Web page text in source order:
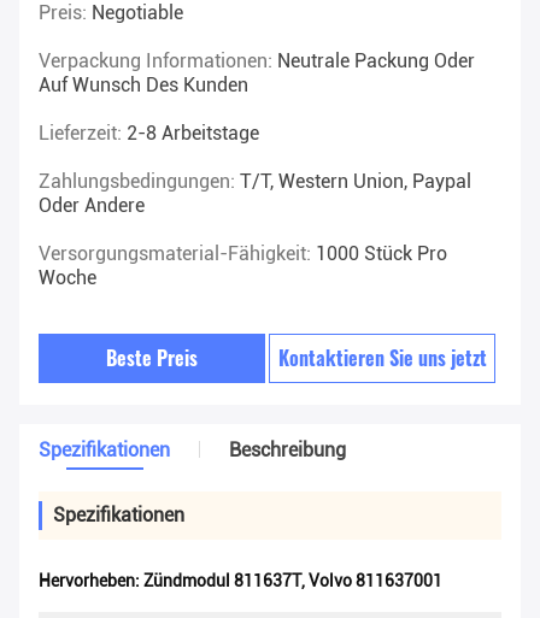
Preis: Negotiable
Verpackung Informationen: Neutrale Packung Oder
Auf Wunsch Des Kunden
Lieferzeit: 2-8 Arbeitstage
Zahlungsbedingungen: T/T, Western Union, Paypal
Oder Andere
Versorgungsmaterial-Fähigkeit: 1000 Stück Pro
Woche
Beste Preis Kontaktieren Sie uns jetzt
Spezifikationen Beschreibung
Spezifikationen
Hervorheben: Zündmodul 811637T,Volvo 811637001